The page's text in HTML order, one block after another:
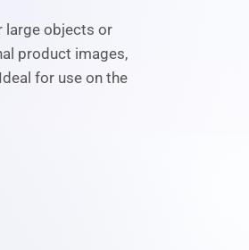
large objects or
product images,
for use on the